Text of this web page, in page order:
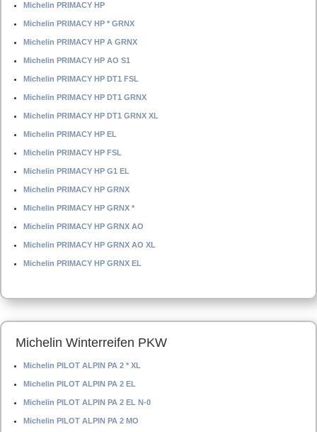
Michelin PRIMACY HP
Michelin PRIMACY HP * GRNX
Michelin PRIMACY HP A GRNX
Michelin PRIMACY HP AO S1
Michelin PRIMACY HP DT1 FSL
Michelin PRIMACY HP DT1 GRNX
Michelin PRIMACY HP DT1 GRNX XL
Michelin PRIMACY HP EL
Michelin PRIMACY HP FSL
Michelin PRIMACY HP G1 EL
Michelin PRIMACY HP GRNX
Michelin PRIMACY HP GRNX *
Michelin PRIMACY HP GRNX AO
Michelin PRIMACY HP GRNX AO XL
Michelin PRIMACY HP GRNX EL
Michelin Winterreifen PKW
Michelin PILOT ALPIN PA 2 * XL
Michelin PILOT ALPIN PA 2 EL
Michelin PILOT ALPIN PA 2 EL N-0
Michelin PILOT ALPIN PA 2 MO